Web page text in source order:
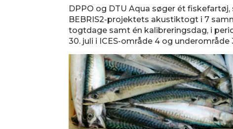
DPPO og DTU Aqua søger ét
BEBRIS2-projektets akustiktogt i 7
togtdage samt én kalibreringsdag, i
30. juli i ICES-område 4 og underområde